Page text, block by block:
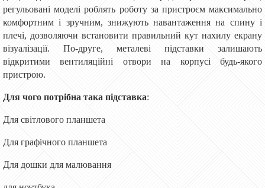
регульовані моделі роблять роботу за пристроєм максимально
комфортним і зручним, знижують навантаження на спину і
плечі, дозволяючи встановити правильний кут нахилу екрану
візуалізації. По-друге, металеві підставки залишають
відкритими вентиляційні отвори на корпусі будь-якого
пристрою.
Для чого потрібна така підставка:
Для світлового планшета
Для графічного планшета
Для дошки для малювання